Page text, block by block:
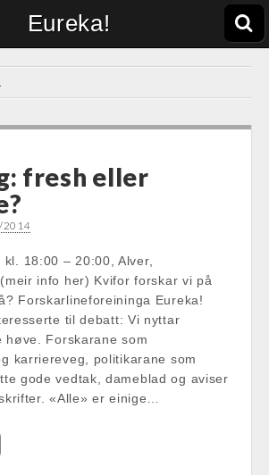
Eureka!
fresh eller
18:00 – 20:00, Alver,
info her) Kvifor forskar vi på
Forskarlineforeininga Eureka!
til debatt: Vi nyttar
høve. Forskarane som
karriereveg, politikarane som
gode vedtak, dameblad og aviser
«Alle» er einige…